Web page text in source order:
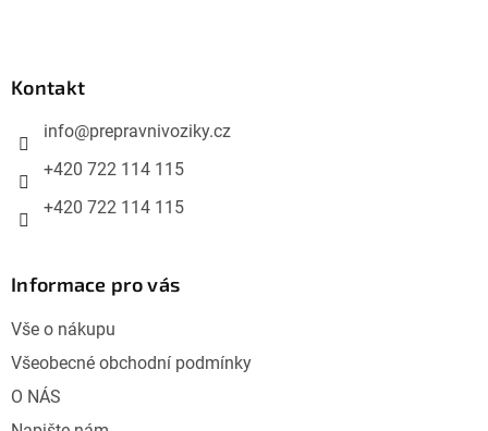
pKontakt
info@prepravnivoziky.cz
+420 722 114 115
+420 722 114 115
Informace pro vás
Vše o nákupu
Všeobecné obchodní podmínky
O NÁS